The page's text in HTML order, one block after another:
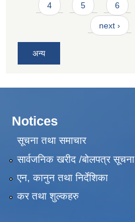
4 5 6
next ›
अन्य
Notices
सूचना तथा समाचार
सार्वजनिक खरीद /बोलपत्र सूचना
एन, कानुन तथा निर्देशिका
कर तथा शुल्कहरु